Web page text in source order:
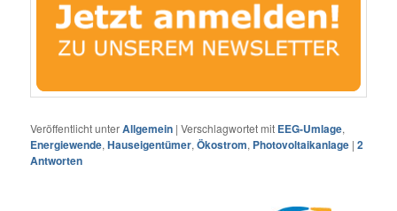
Veröffentlicht unterAllgemein |Verschlagwortet mit EEG-Umlage,
Energiewende,Hauseigentümer,Ökostrom, Photovoltaikanlage |2
Antworten